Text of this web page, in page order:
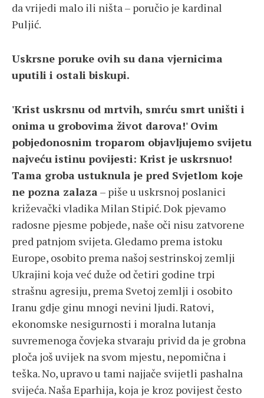
da vrijedi malo ili ništa – poručio je kardinal
Puljić.
Uskrsne poruke ovih su dana vjernicima
uputili i ostali biskupi.
'Krist uskrsnu od mrtvih, smrću smrt uništi i
onima u grobovima život darova!' Ovim
pobjedonosnim troparom objavljujemo svijetu
najveću istinu povijesti: Krist je uskrsnuo!
Tama groba ustuknula je pred Svjetlom koje
ne pozna zalaza – piše u uskrsnoj poslanici
križevački vladika Milan Stipić. Dok pjevamo
radosne pjesme pobjede, naše oči nisu zatvorene
pred patnjom svijeta. Gledamo prema istoku
Europe, osobito prema našoj sestrinskoj zemlji
Ukrajini koja već duže od četiri godine trpi
strašnu agresiju, prema Svetoj zemlji i osobito
Iranu gdje ginu mnogi nevini ljudi. Ratovi,
ekonomske nesigurnosti i moralna lutanja
suvremenoga čovjeka stvaraju privid da je grobna
ploča još uvijek na svom mjestu, nepomična i
teška. No, upravo u tami najjače svijetli pashalna
svijeća. Naša Eparhija, koja je kroz povijest često